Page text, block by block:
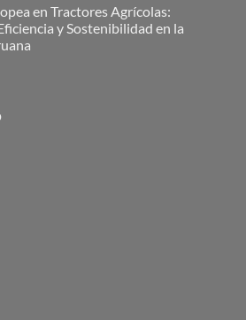
en Tractores Agrícolas:
y Sostenibilidad en la